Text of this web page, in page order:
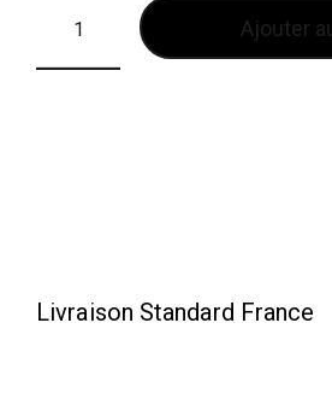
Ajouter
Livraison Standard France